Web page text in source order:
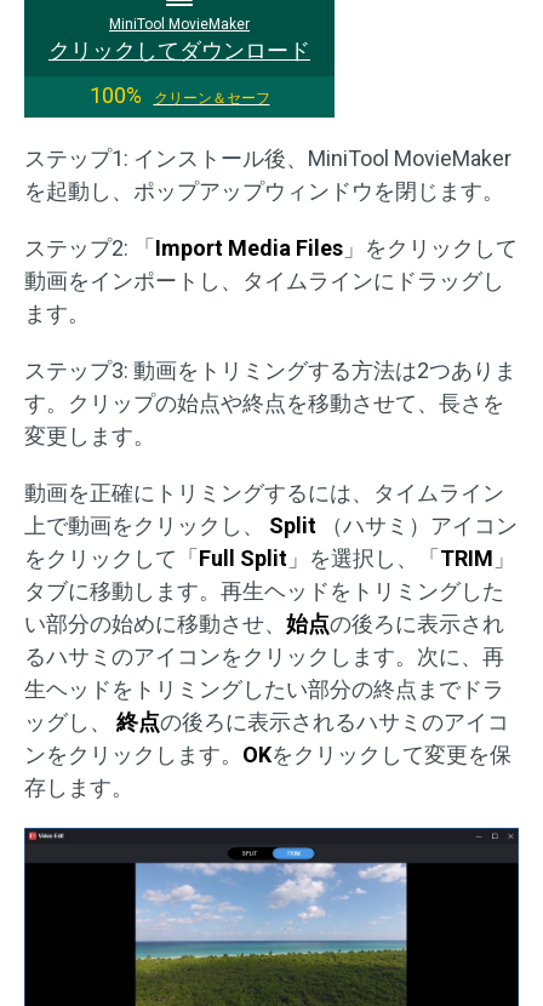
MiniTool MovieMaker
クリックしてダウンロード
100%
クリーン＆セーフ
ステップ1: インストール後、MiniTool MovieMaker
を起動し、ポップアップウィンドウを閉じます。
ステップ2: 「 Import Media Files 」をクリックして
動画をインポートし、タイムラインにドラッグし
ます。
ステップ3: 動画をトリミングする方法は2つありま
す。クリップの始点や終点を移動させて、長さを
変更します。
動画を正確にトリミングするには、タイムライン
上で動画をクリックし、 Split （ハサミ）アイコン
をクリックして「 Full Split 」を選択し、「 TRIM 」
タブに移動します。再生ヘッドをトリミングした
い部分の始めに移動させ、 始点の後ろに表示され
るハサミのアイコンをクリックします。次に、再
生ヘッドをトリミングしたい部分の終点までドラ
ッグし、 終点の後ろに表示されるハサミのアイコ
ンをクリックします。 OKをクリックして変更を保
存します。